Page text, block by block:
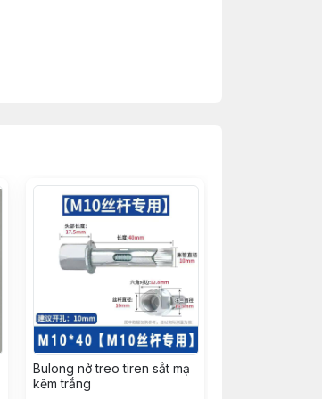
Bulong nở treo tiren sắt mạ
kẽm trắng